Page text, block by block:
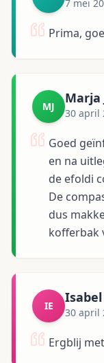
7 mei
Prima,
MJ
Marja
30 april
Goed
en na
de efoldi
De
dus
kofferbak
IE
30 april
Ergblij